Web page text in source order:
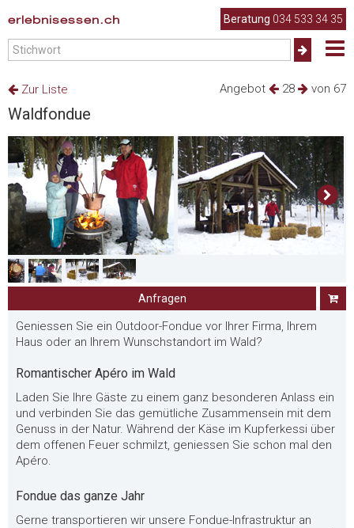
erlebnisessen.ch Beratung 034 533 34 35
Angebot 28 von 67
Zur Liste
Waldfondue
Anfragen
Geniessen Sie ein Outdoor-Fondue vor Ihrer Firma, Ihrem
Haus oder an Ihrem Wunschstandort im Wald?
Romantischer Apéro im Wald
Laden Sie Ihre Gäste zu einem ganz besonderen Anlass ein
und verbinden Sie das gemütliche Zusammensein mit dem
Genuss in der Natur. Während der Käse im Kupferkessi über
dem offenen Feuer schmilzt, geniessen Sie schon mal den
Apéro.
Fondue das ganze Jahr
Gerne transportieren wir unsere Fondue-Infrastruktur an